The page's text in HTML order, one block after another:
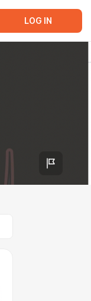
LOG IN